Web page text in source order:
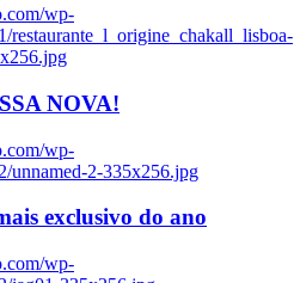
wp-
restaurante_l_origine_chakall_lisboa-
NOVA!
wp-
unnamed-2-335x256.jpg
exclusivo do ano
wp-